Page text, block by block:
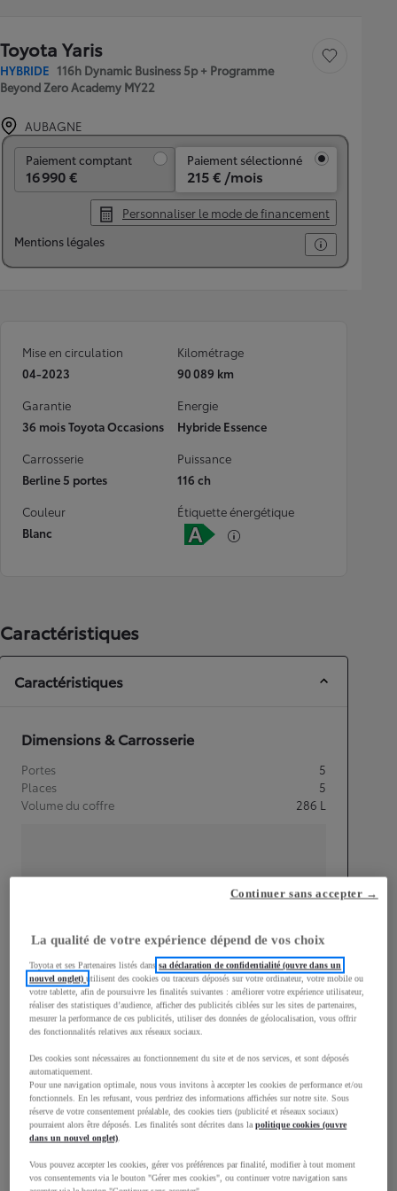
Toyota Yaris
HYBRIDE 116h Dynamic Business 5p + Programme
Beyond Zero Academy MY22
Sauvegarder le
AUBAGNE
Paiement comptant
16 990 €
Paiement sélectionné
215 € /mois
Personnaliser le mode de financement
Mentions légales
Mise en circulation
04-2023
Kilométrage
90 089 km
Garantie
36 mois Toyota Occasions
Energie
Hybride Essence
Carrosserie
Berline 5 portes
Puissance
116 ch
Couleur
Blanc
Étiquette énergétique
Caractéristiques
Caractéristiques
Dimensions & Carrosserie
Portes
5
Places
5
Volume du coffre
286 L
Longueur
3 940mm
Hauteur
1 500
Largeur
1 745mm
La qualité de votre expérience dépend de vos choix
Toyota et ses Partenaires listés danssa déclaration de confidentialité (ouvre dans un
nouvel onglet)utilisent des cookies ou traceurs déposés sur votre ordinateur, votre mobile ou
votre tablette, afin de poursuivre les finalités suivantes : améliorer votre expérience utilisateur,
réaliser des statistiques d’audience, afficher des publicités ciblées sur les sites de partenaires,
mesurer la performance de ces publicités, utiliser des données de géolocalisation, vous offrir
des fonctionnalités relatives aux réseaux sociaux.
Des cookies sont nécessaires au fonctionnement du site et de nos services, et sont déposés
automatiquement.
Pour une navigation optimale, nous vous invitons à accepter les cookies de performance et/ou
fonctionnels. En les refusant, vous perdriez des informations affichées sur notre site. Sous
réserve de votre consentement préalable, des cookies tiers (publicité et réseaux sociaux)
pourraient alors être déposés. Les finalités sont décrites dans lapolitique cookies (ouvre
dans un nouvel onglet).
Vous pouvez accepter les cookies, gérer vos préférences par finalité, modifier à tout moment
vos consentements via le bouton "Gérer mes cookies", ou continuer votre navigation sans
Continuer sans accepter →